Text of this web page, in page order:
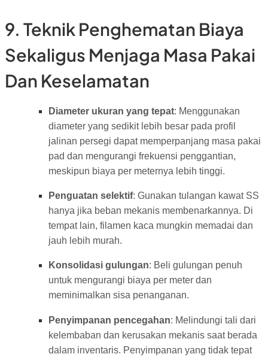
9. Teknik Penghematan Biaya
Sekaligus Menjaga Masa Pakai
Dan Keselamatan
Diameter ukuran yang tepat: Menggunakan
diameter yang sedikit lebih besar pada profil
jalinan persegi dapat memperpanjang masa pakai
pad dan mengurangi frekuensi penggantian,
meskipun biaya per meternya lebih tinggi.
Penguatan selektif: Gunakan tulangan kawat SS
hanya jika beban mekanis membenarkannya. Di
tempat lain, filamen kaca mungkin memadai dan
jauh lebih murah.
Konsolidasi gulungan: Beli gulungan penuh
untuk mengurangi biaya per meter dan
meminimalkan sisa penanganan.
Penyimpanan pencegahan: Melindungi tali dari
kelembaban dan kerusakan mekanis saat berada
dalam inventaris. Penyimpanan yang tidak tepat